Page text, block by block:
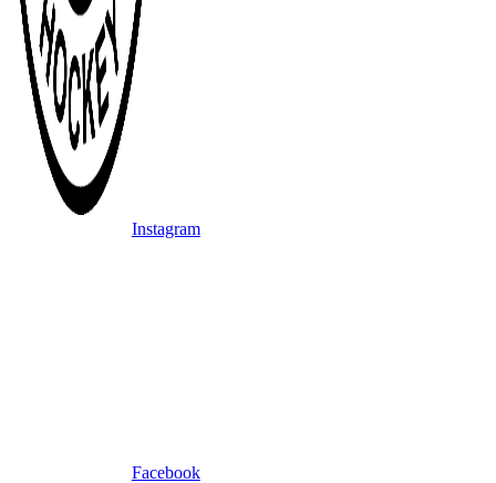
Instagram
Facebook